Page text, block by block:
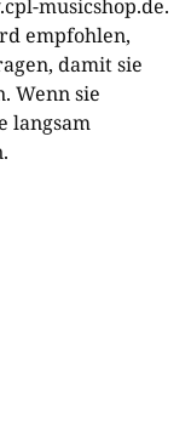
musicshop.de.
empfohlen,
damit sie
Wenn sie
langsam